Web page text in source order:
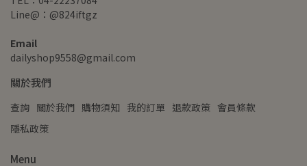
Line@：@824iftgz
Email
dailyshop9558@gmail.com
關於我們
查詢 關於我們 購物須知 我的訂單 退款政策 會員條款
隱私政策
Menu